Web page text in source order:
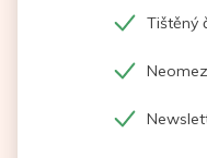
Tištěný